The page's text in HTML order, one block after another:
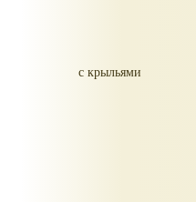
с крыльями